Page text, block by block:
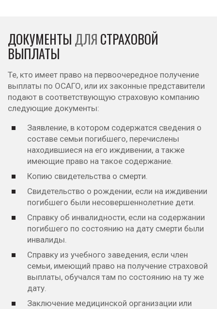
ДОКУМЕНТЫ ДЛЯ СТРАХОВОЙ
ВЫПЛАТЫ
Те, кто имеет право на первоочередное получение
выплаты по ОСАГО, или их законные представители
подают в соответствующую страховую компанию
следующие документы:
Заявление, в котором содержатся сведения о
составе семьи погибшего, перечислены
находившиеся на его иждивении, а также
имеющие право на такое содержание.
Копию свидетельства о смерти.
Свидетельство о рождении, если на иждивении
погибшего были несовершеннолетние дети.
Справку об инвалидности, если на содержании
погибшего по состоянию на дату смерти были
инвалиды.
Справку из учебного заведения, если член
семьи, имеющий право на получение страховой
выплаты, обучался там по состоянию на ту же
дату.
Заключение медицинской организации или